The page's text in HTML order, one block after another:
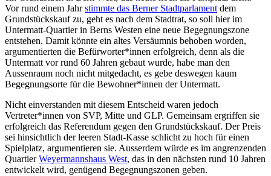
Vor rund einem Jahrstimmte das Berner Stadtparlament dem
Grundstückskauf zu, geht es nach dem Stadtrat, so soll hier im
Untermatt-Quartier in Berns Westen eine neue Begegnungszone
entstehen. Damit könnte ein altes Versäumnis behoben worden,
argumentierten die Befürworter*innen erfolgreich, denn als die
Untermatt vor rund 60 Jahren gebaut wurde, habe man den
Aussenraum noch nicht mitgedacht, es gebe deswegen kaum
Begegnungsorte für die Bewohner*innen der Untermatt.
Nicht einverstanden mit diesem Entscheid waren jedoch
Vertreter*innen von SVP, Mitte und GLP. Gemeinsam ergriffen sie
erfolgreich das Referendum gegen den Grundstückskauf. Der Preis
sei hinsichtlich der leeren Stadt-Kasse schlicht zu hoch für einen
Spielplatz, argumentieren sie. Ausserdem würde es im angrenzenden
QuartierWeyermannshaus West, das in den nächsten rund 10 Jahren
entwickelt wird, genügend Begegnungszonen geben.